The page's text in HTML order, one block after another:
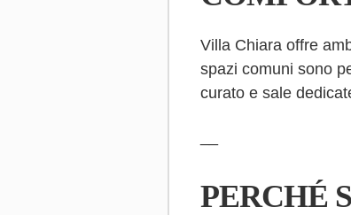
Villa Chiara offre
spazi comuni sono
curato e sale
PERCHÉ